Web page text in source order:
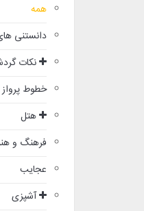
همه
دانستنی
نکات
خطوط پرواز
هتل
فرهنگ و
عجایب
آشپزی